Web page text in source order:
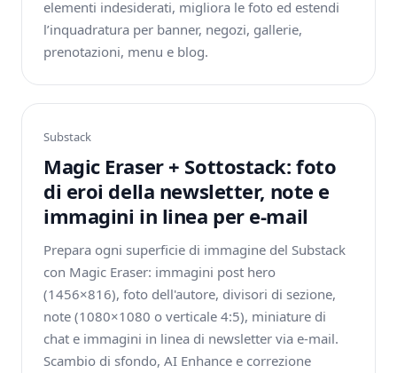
elementi indesiderati, migliora le foto ed estendi
l’inquadratura per banner, negozi, gallerie,
prenotazioni, menu e blog.
Substack
Magic Eraser + Sottostack: foto
di eroi della newsletter, note e
immagini in linea per e-mail
Prepara ogni superficie di immagine del Substack
con Magic Eraser: immagini post hero
(1456×816), foto dell'autore, divisori di sezione,
note (1080×1080 o verticale 4:5), miniature di
chat e immagini in linea di newsletter via e-mail.
Scambio di sfondo, AI Enhance e correzione